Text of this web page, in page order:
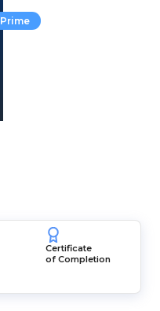
Prime
Certificate
of Completion